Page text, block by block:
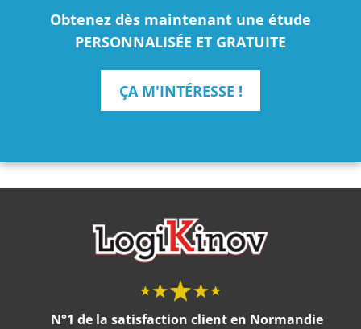
Obtenez dès maintenant une étude
PERSONNALISÉE ET GRATUITE
ÇA M'INTÉRESSE !
N°1 de la satisfaction client en Normandie